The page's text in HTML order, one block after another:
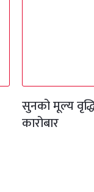
सुनको मूल्य
कारोबार